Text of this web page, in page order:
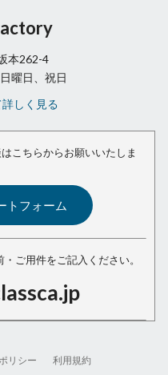
本262-4
曜日、祝日
しく見る
こちらからお願いいたしま
トフォーム
・ご用件をご記入ください。
リシー 利用規約